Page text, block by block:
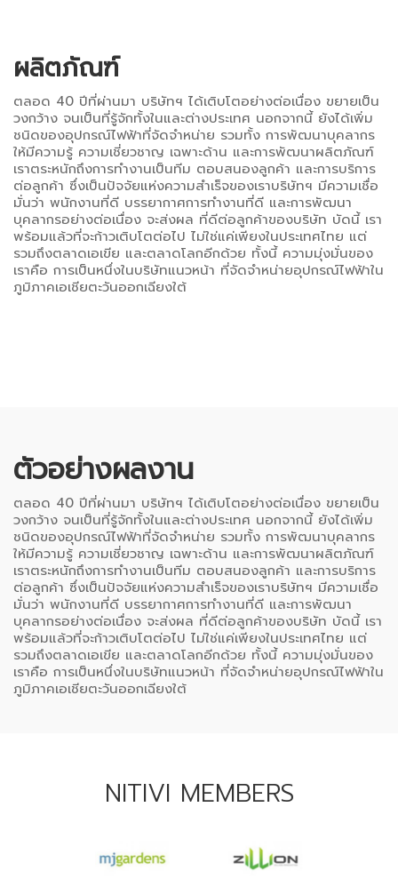
ผลิตภัณฑ์
ตลอด 40 ปีที่ผ่านมา บริษัทฯ ได้เติบโตอย่างต่อเนื่อง ขยายเป็น
วงกว้าง จนเป็นที่รู้จักทั้งในและต่างประเทศ นอกจากนี้ ยังได้เพิ่ม
ชนิดของอุปกรณ์ไฟฟ้าที่จัดจำหน่าย รวมทั้ง การพัฒนาบุคลากร
ให้มีความรู้ ความเชี่ยวชาญ เฉพาะด้าน และการพัฒนาผลิตภัณฑ์
เราตระหนักถึงการทำงานเป็นทีม ตอบสนองลูกค้า และการบริการ
ต่อลูกค้า ซึ่งเป็นปัจจัยแห่งความสำเร็จของเราบริษัทฯ มีความเชื่อ
มั่นว่า พนักงานที่ดี บรรยากาศการทำงานที่ดี และการพัฒนา
บุคลากรอย่างต่อเนื่อง จะส่งผล ที่ดีต่อลูกค้าของบริษัท บัดนี้ เรา
พร้อมแล้วที่จะก้าวเติบโตต่อไป ไม่ใช่แค่เพียงในประเทศไทย แต่
รวมถึงตลาดเอเขีย และตลาดโลกอีกด้วย ทั้งนี้ ความมุ่งมั่นของ
เราคือ การเป็นหนึ่งในบริษัทแนวหน้า ที่จัดจำหน่ายอุปกรณ์ไฟฟ้าใน
ภูมิภาคเอเชียตะวันออกเฉียงใต้
ตัวอย่างผลงาน
ตลอด 40 ปีที่ผ่านมา บริษัทฯ ได้เติบโตอย่างต่อเนื่อง ขยายเป็น
วงกว้าง จนเป็นที่รู้จักทั้งในและต่างประเทศ นอกจากนี้ ยังได้เพิ่ม
ชนิดของอุปกรณ์ไฟฟ้าที่จัดจำหน่าย รวมทั้ง การพัฒนาบุคลากร
ให้มีความรู้ ความเชี่ยวชาญ เฉพาะด้าน และการพัฒนาผลิตภัณฑ์
เราตระหนักถึงการทำงานเป็นทีม ตอบสนองลูกค้า และการบริการ
ต่อลูกค้า ซึ่งเป็นปัจจัยแห่งความสำเร็จของเราบริษัทฯ มีความเชื่อ
มั่นว่า พนักงานที่ดี บรรยากาศการทำงานที่ดี และการพัฒนา
บุคลากรอย่างต่อเนื่อง จะส่งผล ที่ดีต่อลูกค้าของบริษัท บัดนี้ เรา
พร้อมแล้วที่จะก้าวเติบโตต่อไป ไม่ใช่แค่เพียงในประเทศไทย แต่
รวมถึงตลาดเอเขีย และตลาดโลกอีกด้วย ทั้งนี้ ความมุ่งมั่นของ
เราคือ การเป็นหนึ่งในบริษัทแนวหน้า ที่จัดจำหน่ายอุปกรณ์ไฟฟ้าใน
ภูมิภาคเอเชียตะวันออกเฉียงใต้
NITIVI MEMBERS